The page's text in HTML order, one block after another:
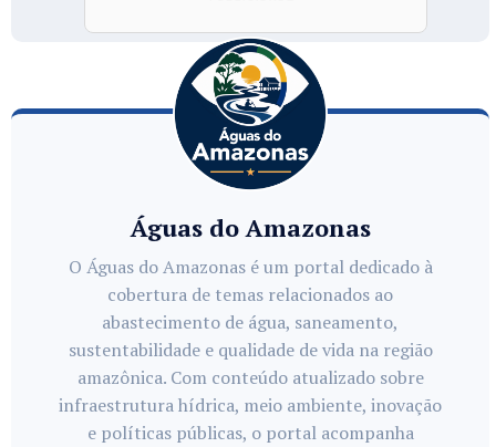
Águas do Amazonas
O Águas do Amazonas é um portal dedicado à
cobertura de temas relacionados ao
abastecimento de água, saneamento,
sustentabilidade e qualidade de vida na região
amazônica. Com conteúdo atualizado sobre
infraestrutura hídrica, meio ambiente, inovação
e políticas públicas, o portal acompanha